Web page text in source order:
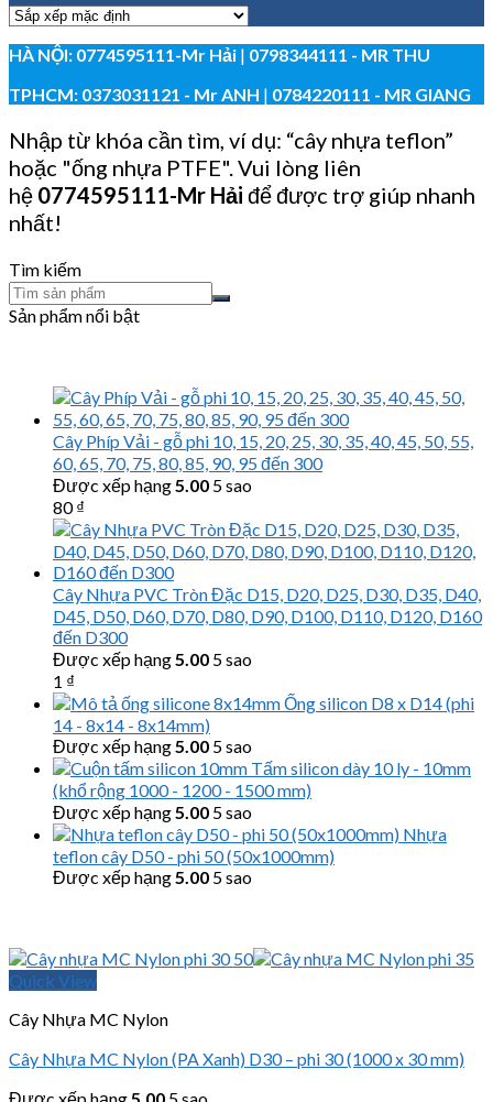
HÀ NỘI: 0774595111-Mr Hải | 0798344111 - MR THU
TPHCM: 0373031121 - Mr ANH | 0784220111 - MR GIANG
Nhập từ khóa cần tìm, ví dụ: “cây nhựa teflon”
hoặc "ống nhựa PTFE". Vui lòng liên
hệ 0774595111-Mr Hải để được trợ giúp nhanh
nhất!
Tìm kiếm
Sản phẩm nổi bật
Cây Phíp Vải - gỗ phi 10, 15, 20, 25, 30, 35, 40, 45, 50, 55,
60, 65, 70, 75, 80, 85, 90, 95 đến 300
Được xếp hạng5.00 5 sao
80₫
Cây Nhựa PVC Tròn Đặc D15, D20, D25, D30, D35, D40,
D45, D50, D60, D70, D80, D90, D100, D110, D120, D160
đến D300
Được xếp hạng5.00 5 sao
1 ₫
Ống silicon D8 x D14 (phi
14 - 8x14 - 8x14mm)
Được xếp hạng5.00 5 sao
Tấm silicon dày 10 ly - 10mm
(khổ rộng 1000 - 1200 - 1500 mm)
Được xếp hạng5.00 5 sao
Nhựa
teflon cây D50 - phi 50 (50x1000mm)
Được xếp hạng5.00 5 sao
Quick View
Cây Nhựa MC Nylon
Cây Nhựa MC Nylon (PA Xanh) D30 – phi 30 (1000 x 30 mm)